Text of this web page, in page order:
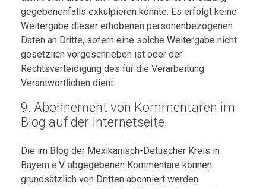
gegebenenfalls exkulpieren könnte. Es erfolgt keine
Weitergabe dieser erhobenen personenbezogenen
Daten an Dritte, sofern eine solche Weitergabe nicht
gesetzlich vorgeschrieben ist oder der
Rechtsverteidigung des für die Verarbeitung
Verantwortlichen dient.
9. Abonnement von Kommentaren im
Blog auf der Internetseite
Die im Blog der Mexikanisch-Detuscher Kreis in
Bayern e.V. abgegebenen Kommentare können
grundsätzlich von Dritten abonniert werden.